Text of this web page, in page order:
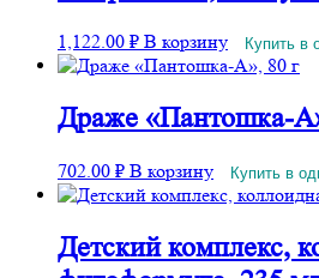
1,122.00 ₽ В корзину Купить в
Драже «Пантошка-
702.00 ₽ В корзину Купить в
Детский комплекс,